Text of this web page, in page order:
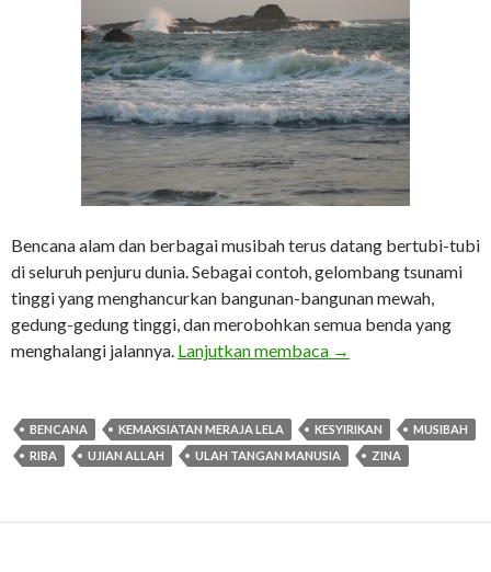
Bencana alam dan berbagai musibah terus datang bertubi-tubi
di seluruh penjuru dunia. Sebagai contoh, gelombang tsunami
tinggi yang menghancurkan bangunan-bangunan mewah,
gedung-gedung tinggi, dan merobohkan semua benda yang
menghalangi jalannya. Lanjutkan membaca Anda Salah Satu
→
BENCANA KEMAKSIATAN MERAJA LELA KESYIRIKAN
MUSIBAH
RIBA
UJIAN ALLAH ULAH TANGAN MANUSIA ZINA